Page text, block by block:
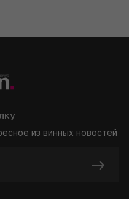
из винных новостей